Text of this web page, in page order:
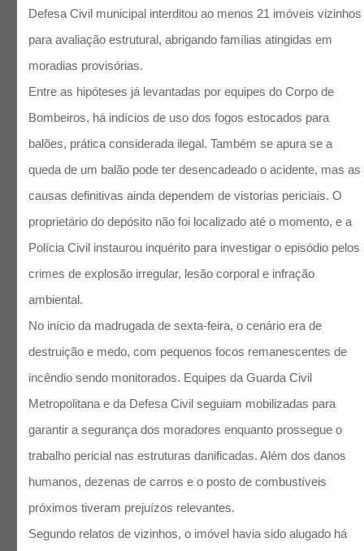
Defesa Civil municipal interditou ao menos 21 imóveis vizinhos
para avaliação estrutural, abrigando famílias atingidas em
moradias provisórias.​
Entre as hipóteses já levantadas por equipes do Corpo de
Bombeiros, há indícios de uso dos fogos estocados para
balões, prática considerada ilegal. Também se apura se a
queda de um balão pode ter desencadeado o acidente, mas as
causas definitivas ainda dependem de vistorias periciais. O
proprietário do depósito não foi localizado até o momento, e a
Polícia Civil instaurou inquérito para investigar o episódio pelos
crimes de explosão irregular, lesão corporal e infração
ambiental.​
No início da madrugada de sexta-feira, o cenário era de
destruição e medo, com pequenos focos remanescentes de
incêndio sendo monitorados. Equipes da Guarda Civil
Metropolitana e da Defesa Civil seguiam mobilizadas para
garantir a segurança dos moradores enquanto prossegue o
trabalho pericial nas estruturas danificadas. Além dos danos
humanos, dezenas de carros e o posto de combustíveis
próximos tiveram prejuízos relevantes.​
Segundo relatos de vizinhos, o imóvel havia sido alugado há